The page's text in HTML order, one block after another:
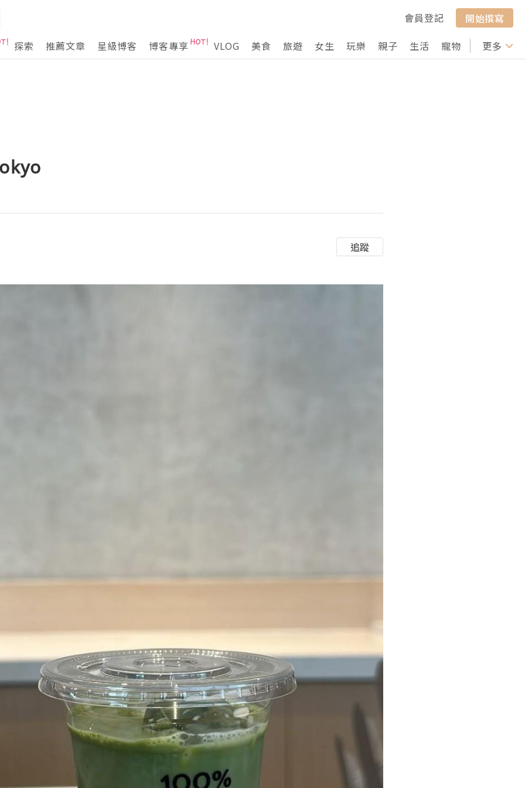
會員登記
開始撰寫
探索
推薦文章 星級博客 博客專享 VLOG 美食 旅遊 女生 玩樂 親子 生活 寵物 行山 打卡
更多
追蹤